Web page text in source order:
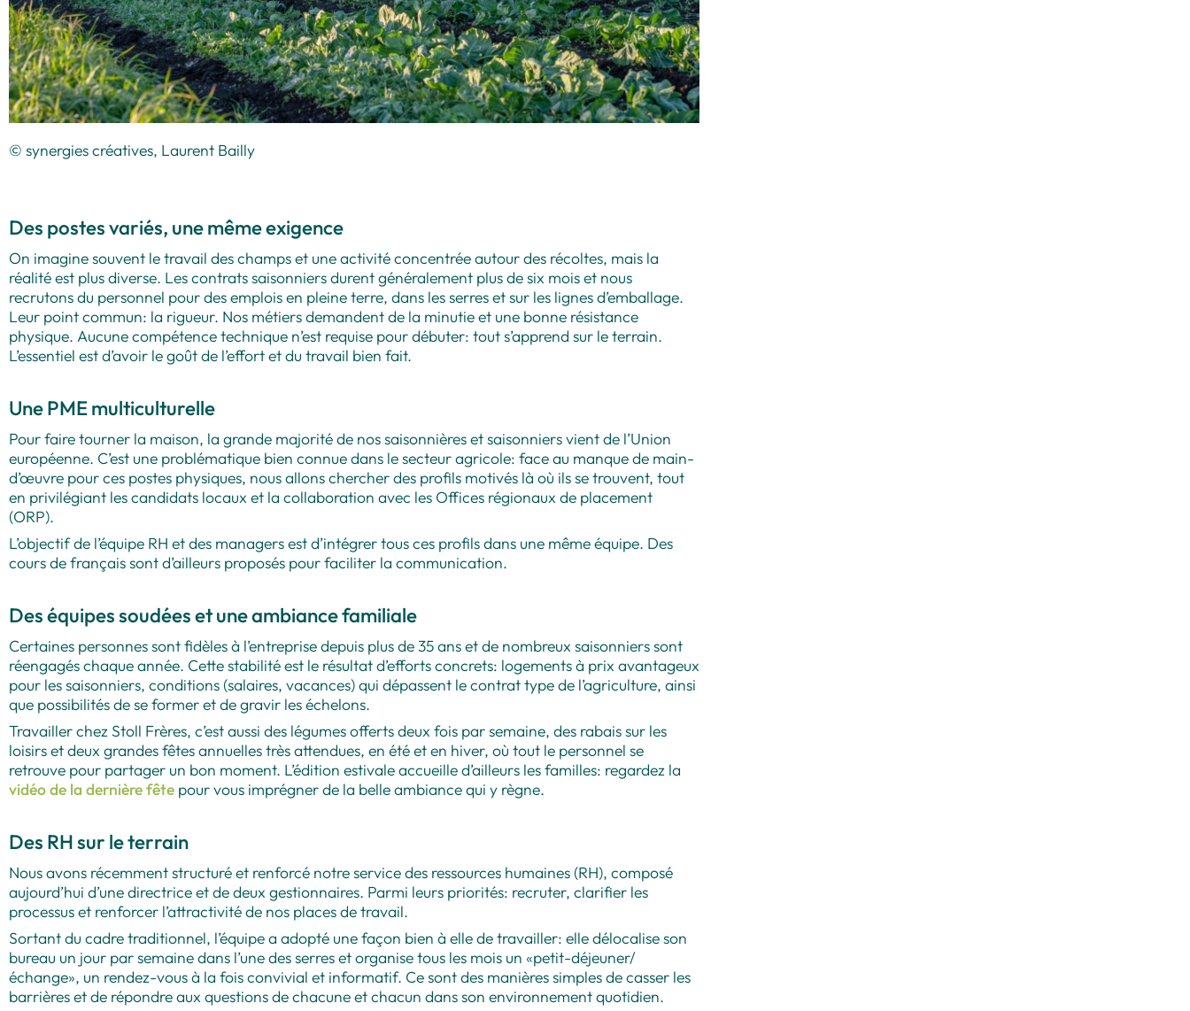
© synergies créatives, Laurent Bailly
Des postes variés, une même exigence
On imagine souvent le travail des champs et une activité concentrée autour des récoltes, mais la
réalité est plus diverse. Les contrats saisonniers durent généralement plus de six mois et nous
recrutons du personnel pour des emplois en pleine terre, dans les serres et sur les lignes d’emballage.
Leur point commun: la rigueur. Nos métiers demandent de la minutie et une bonne résistance
physique. Aucune compétence technique n’est requise pour débuter: tout s’apprend sur le terrain.
L’essentiel est d’avoir le goût de l’effort et du travail bien fait.
Une PME multiculturelle
Pour faire tourner la maison, la grande majorité de nos saisonnières et saisonniers vient de l’Union
européenne. C’est une problématique bien connue dans le secteur agricole: face au manque de main-
d’œuvre pour ces postes physiques, nous allons chercher des profils motivés là où ils se trouvent, tout
en privilégiant les candidats locaux et la collaboration avec les Offices régionaux de placement
(ORP).
L’objectif de l’équipe RH et des managers est d’intégrer tous ces profils dans une même équipe. Des
cours de français sont d’ailleurs proposés pour faciliter la communication.
Des équipes soudées et une ambiance familiale
Certaines personnes sont fidèles à l’entreprise depuis plus de 35 ans et de nombreux saisonniers sont
réengagés chaque année. Cette stabilité est le résultat d’efforts concrets: logements à prix avantageux
pour les saisonniers, conditions (salaires, vacances) qui dépassent le contrat type de l’agriculture, ainsi
que possibilités de se former et de gravir les échelons.
Travailler chez Stoll Frères, c’est aussi des légumes offerts deux fois par semaine, des rabais sur les
loisirs et deux grandes fêtes annuelles très attendues, en été et en hiver, où tout le personnel se
retrouve pour partager un bon moment. L’édition estivale accueille d’ailleurs les familles: regardez la
vidéo de la dernière fête pour vous imprégner de la belle ambiance qui y règne.
Des RH sur le terrain
Nous avons récemment structuré et renforcé notre service des ressources humaines (RH), composé
aujourd’hui d’une directrice et de deux gestionnaires. Parmi leurs priorités: recruter, clarifier les
processus et renforcer l’attractivité de nos places de travail.
Sortant du cadre traditionnel, l’équipe a adopté une façon bien à elle de travailler: elle délocalise son
bureau un jour par semaine dans l’une des serres et organise tous les mois un «petit-déjeuner/
échange», un rendez-vous à la fois convivial et informatif. Ce sont des manières simples de casser les
barrières et de répondre aux questions de chacune et chacun dans son environnement quotidien.